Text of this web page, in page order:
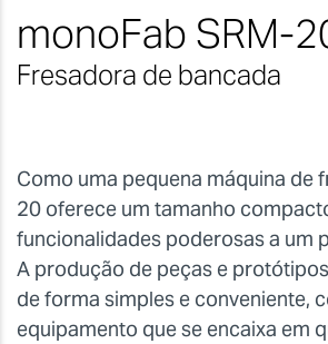
monoFab SRM-
Fresadora de bancada
Como uma pequena máquina de
20 oferece um tamanho
funcionalidades poderosas a um
A produção de peças e
de forma simples e conveniente,
equipamento que se encaixa em